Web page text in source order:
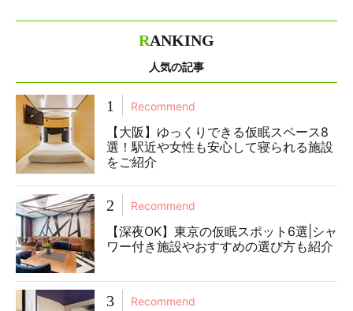
RANKING
人気の記事
1 Recommend
【大阪】ゆっくりできる仮眠スペース8
選！駅近や女性も安心して寝られる施設
をご紹介
2 Recommend
【深夜OK】東京の仮眠スポット6選|シャ
ワー付き施設やおすすめの選び方も紹介
3 Recommend